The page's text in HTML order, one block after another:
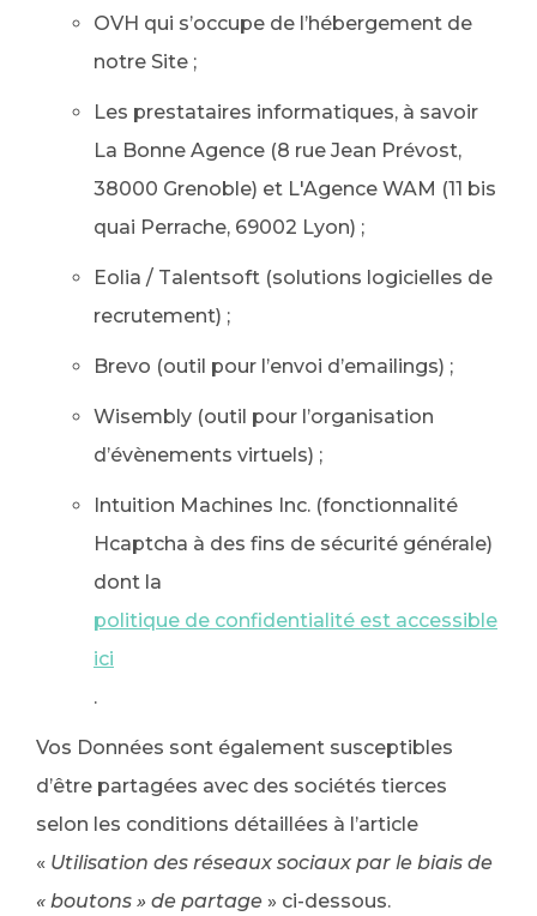
OVH qui s’occupe de l’hébergement de
notre Site ;
Les prestataires informatiques, à savoir
La Bonne Agence (8 rue Jean Prévost,
38000 Grenoble) et L'Agence WAM (11 bis
quai Perrache, 69002 Lyon) ;
Eolia / Talentsoft (solutions logicielles de
recrutement) ;
Brevo (outil pour l’envoi d’emailings) ;
Wisembly (outil pour l’organisation
d’évènements virtuels) ;
Intuition Machines Inc. (fonctionnalité
Hcaptcha à des fins de sécurité générale)
dont la
politique de confidentialité est accessible
ici
.
Vos Données sont également susceptibles
d’être partagées avec des sociétés tierces
selon les conditions détaillées à l’article
« Utilisation des réseaux sociaux par le biais de
« boutons » de partage » ci-dessous.